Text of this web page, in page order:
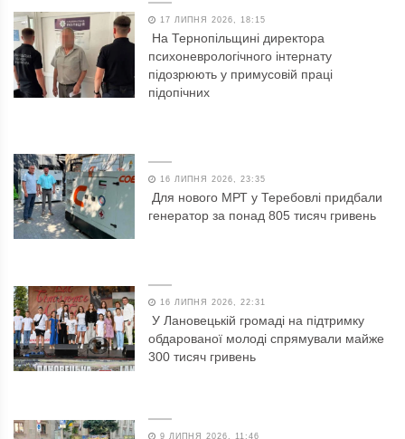
17 ЛИПНЯ 2026, 18:15
На Тернопільщині директора
психоневрологічного інтернату
підозрюють у примусовій праці
підопічних
16 ЛИПНЯ 2026, 23:35
Для нового МРТ у Теребовлі придбали
генератор за понад 805 тисяч гривень
16 ЛИПНЯ 2026, 22:31
У Лановецькій громаді на підтримку
обдарованої молоді спрямували майже
300 тисяч гривень
9 ЛИПНЯ 2026, 11:46